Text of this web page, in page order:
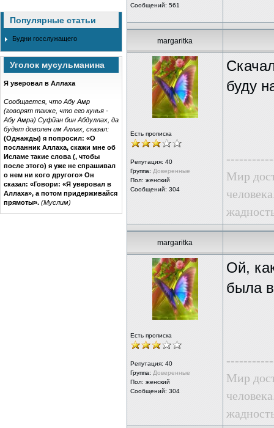
Популярные статьи
Будни госслужащего
Уголок мусульманина
Я уверовал в Аллаха
Сообщается, что Абу Амр
(говорят также, что его кунья -
Абу Амра) Суфйан бин Абдуллах, да
будет доволен им Аллах, сказал:
(Однажды) я попросил: «О
посланник Аллаха, скажи мне об
Исламе такие слова (, чтобы
после этого) я уже не спрашивал
о нем ни кого другого» Он
сказал: «Говори: «Я уверовал в
Аллаха», а потом придерживайся
прямоты». (Муслим)
Сообщений: 561
margaritka
Есть прописка
Репутация: 40
Группа: Доверенные
Пол: женский
Сообщений: 304
буду
Мир
margaritka
Есть прописка
Репутация: 40
Группа: Доверенные
Пол: женский
Сообщений: 304
Ой,
была в
Мир